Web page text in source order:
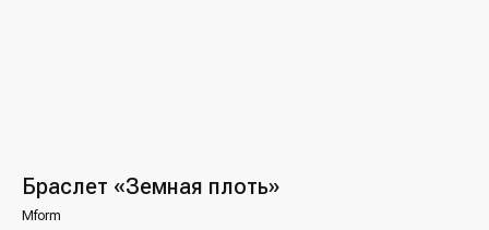
Браслет «Земная плоть»
Mform